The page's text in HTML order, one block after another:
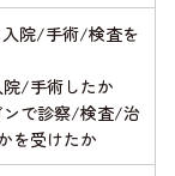
入院/手術/検査を
院/手術したか
ンで診察/検査/治
を受けたか